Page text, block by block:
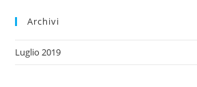
Archivi
Luglio 2019